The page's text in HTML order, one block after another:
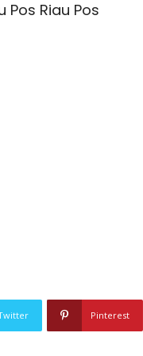
Pos Riau Pos
Pinterest